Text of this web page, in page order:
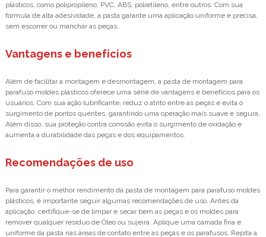
plásticos, como polipropileno, PVC, ABS, polietileno, entre outros. Com sua
fórmula de alta adesividade, a pasta garante uma aplicação uniforme e precisa,
sem escorrer ou manchar as peças.
Vantagens e benefícios
Além de facilitar a montagem e desmontagem, a pasta de montagem para
parafuso moldes plásticos oferece uma série de vantagens e benefícios para os
usuários. Com sua ação lubrificante, reduz o atrito entre as peças e evita o
surgimento de pontos quentes, garantindo uma operação mais suave e segura.
Além disso, sua proteção contra corrosão evita o surgimento de oxidação e
aumenta a durabilidade das peças e dos equipamentos.
Recomendações de uso
Para garantir o melhor rendimento da pasta de montagem para parafuso moldes
plásticos, é importante seguir algumas recomendações de uso. Antes da
aplicação, certifique-se de limpar e secar bem as peças e os moldes para
remover qualquer resíduo de Óleo ou sujeira. Aplique uma camada fina e
uniforme da pasta nas áreas de contato entre as peças e os parafusos. Repita a